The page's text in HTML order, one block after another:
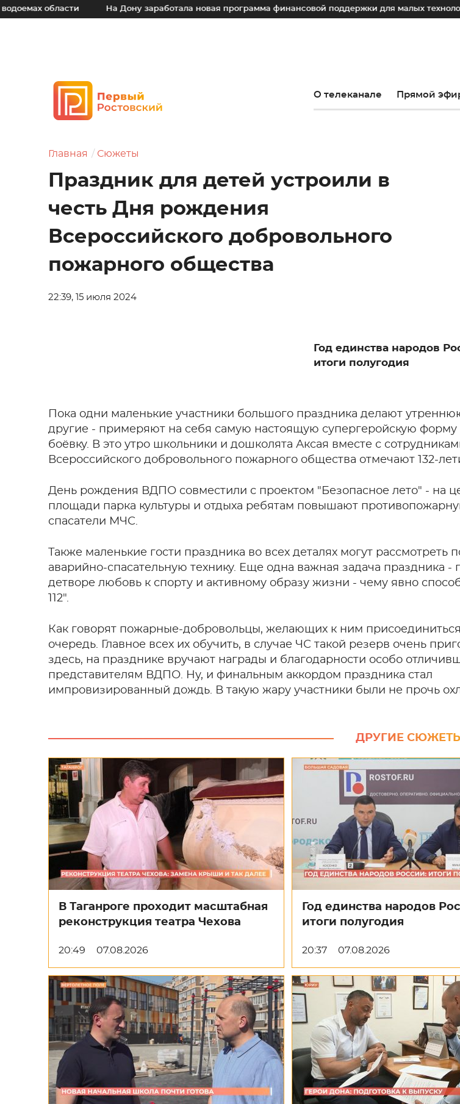
На Дону заработала новая программа финансовой поддержки для малых технологических
О телеканале Прямой
Главная Сюжеты
Праздник для детей устроили в
честь Дня рождения
Всероссийского добровольного
пожарного общества
22:39, 15 июля 2024
Год единства народов
итоги полугодия
Пока одни маленькие участники большого праздника делают
другие - примеряют на себя самую настоящую супергеройскую
боёвку. В это утро школьники и дошколята Аксая вместе с
Всероссийского добровольного пожарного общества отмечают 132-
День рождения ВДПО совместили с проектом "Безопасное лето" - на
площади парка культуры и отдыха ребятам повышают
спасатели МЧС.
Также маленькие гости праздника во всех деталях могут рассмотреть
аварийно-спасательную технику. Еще одна важная задача праздника -
детворе любовь к спорту и активному образу жизни - чему явно
112".
Как говорят пожарные-добровольцы, желающих к ним
очередь. Главное всех их обучить, в случае ЧС такой резерв очень
здесь, на празднике вручают награды и благодарности особо
представителям ВДПО. Ну, и финальным аккордом праздника стал
импровизированный дождь. В такую жару участники были не прочь
ДРУГИЕ СЮЖЕТЫ
В Таганроге проходит масштабная
реконструкция театра Чехова
20:49 07.08.2026
Год единства народов
итоги полугодия
20:37 07.08.2026